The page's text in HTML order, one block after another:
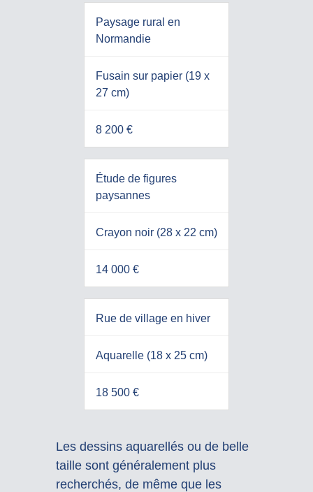
Paysage rural en
Normandie
Fusain sur papier (19 x
27 cm)
8 200 €
Étude de figures
paysannes
Crayon noir (28 x 22 cm)
14 000 €
Rue de village en hiver
Aquarelle (18 x 25 cm)
18 500 €
Les dessins aquarellés ou de belle
taille sont généralement plus
recherchés, de même que les